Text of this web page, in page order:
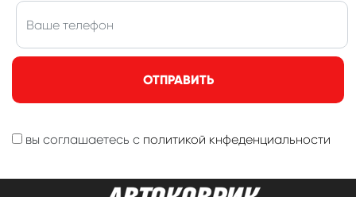
ОТПРАВИТЬ
вы соглашаетесь с политикой кнфеденциальности